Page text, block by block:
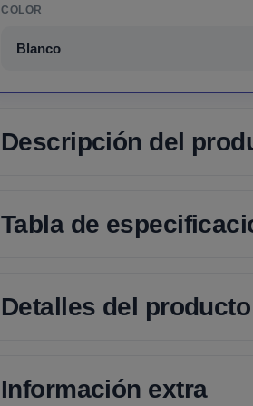
COLOR
Blanco
Descripción del
Tabla de
Detalles del producto
Información extra